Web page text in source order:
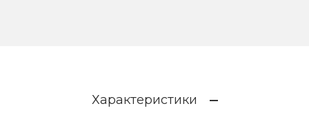
Характеристики